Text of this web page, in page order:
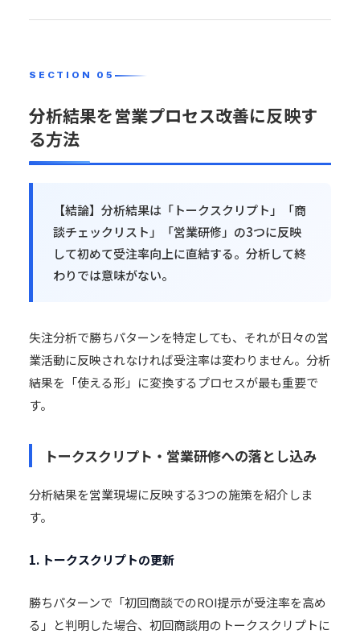
分析結果を営業プロセス改善に反映す
る方法
【結論】分析結果は「トークスクリプト」「商
談チェックリスト」「営業研修」の3つに反映
して初めて受注率向上に直結する。分析して終
わりでは意味がない。
失注分析で勝ちパターンを特定しても、それが日々の営
業活動に反映されなければ受注率は変わりません。分析
結果を「使える形」に変換するプロセスが最も重要で
す。
トークスクリプト・営業研修への落とし込み
分析結果を営業現場に反映する3つの施策を紹介しま
す。
1. トークスクリプトの更新
勝ちパターンで「初回商談でのROI提示が受注率を高め
る」と判明した場合、初回商談用のトークスクリプトに